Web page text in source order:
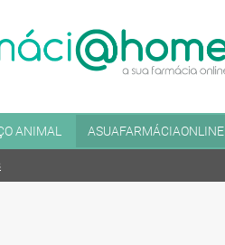
ANIMAL ASUAFARMÁCIAONLINE